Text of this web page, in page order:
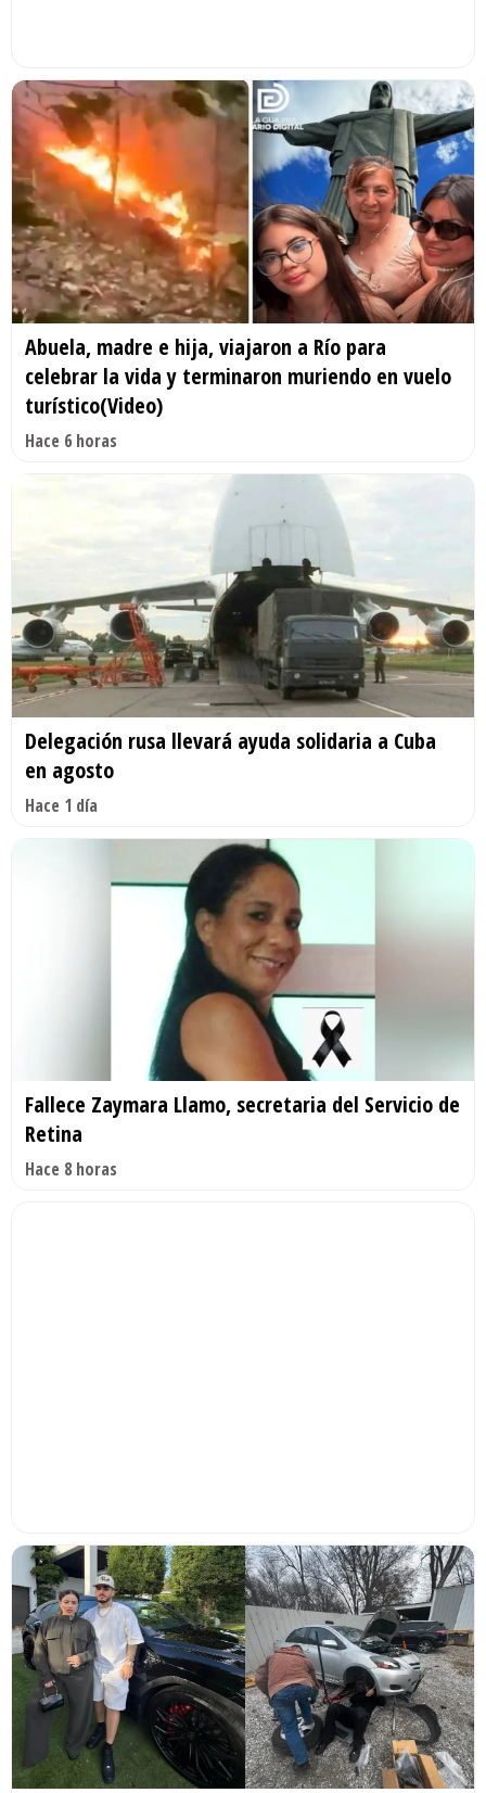
Abuela, madre e hija, viajaron a Río para
celebrar la vida y terminaron muriendo en vuelo
turístico(Video)
Hace 6 horas
Delegación rusa llevará ayuda solidaria a Cuba
en agosto
Hace 1 día
Fallece Zaymara Llamo, secretaria del Servicio de
Retina
Hace 8 horas